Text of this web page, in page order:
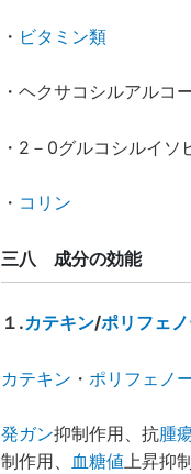
・ ビタミン類
・ヘクサコシルアルコ
・2－0グルコシルイソ
・ コリン
三八 成分の効能
１ .カテキン/ポリフェ
カテキン ・ ポリフェノ
発ガン抑制作用、抗腫
制作用、 血糖値上昇抑